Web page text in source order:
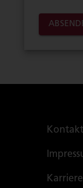
Kontakt
Karriere